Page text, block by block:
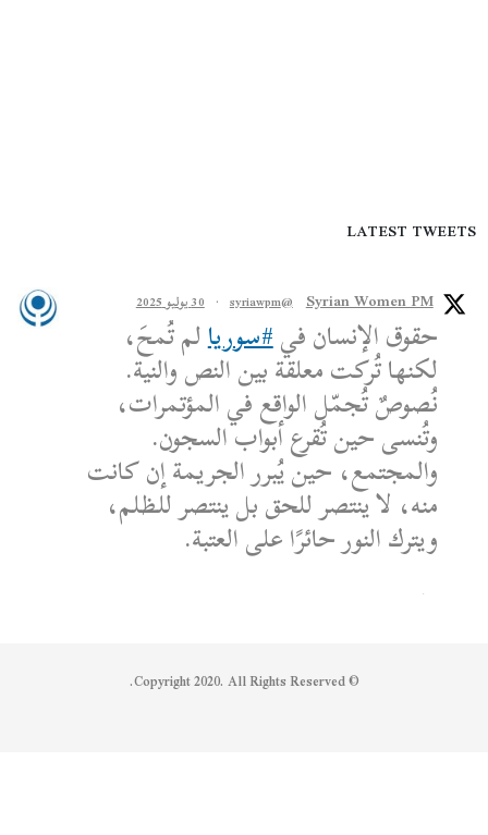
LATEST TWEETS
Syrian Women PM
@syriawpm
· 30 يوليو 2025
حقوق الإنسان في#سوريالم تُمحَ،
لكنها تُركت معلقة بين النص والنية.
نُصوصٌ تُجمّل الواقع في المؤتمرات،
وتُنسى حين تُقرع أبواب السجون.
والمجتمع، حين يُبرر الجريمة إن كانت
منه، لا ينتصر للحق بل ينتصر للظلم،
ويترك النور حائرًا على العتبة.
الكاتب: محمد الشماع
© Copyright 2020. All Rights Reserved.